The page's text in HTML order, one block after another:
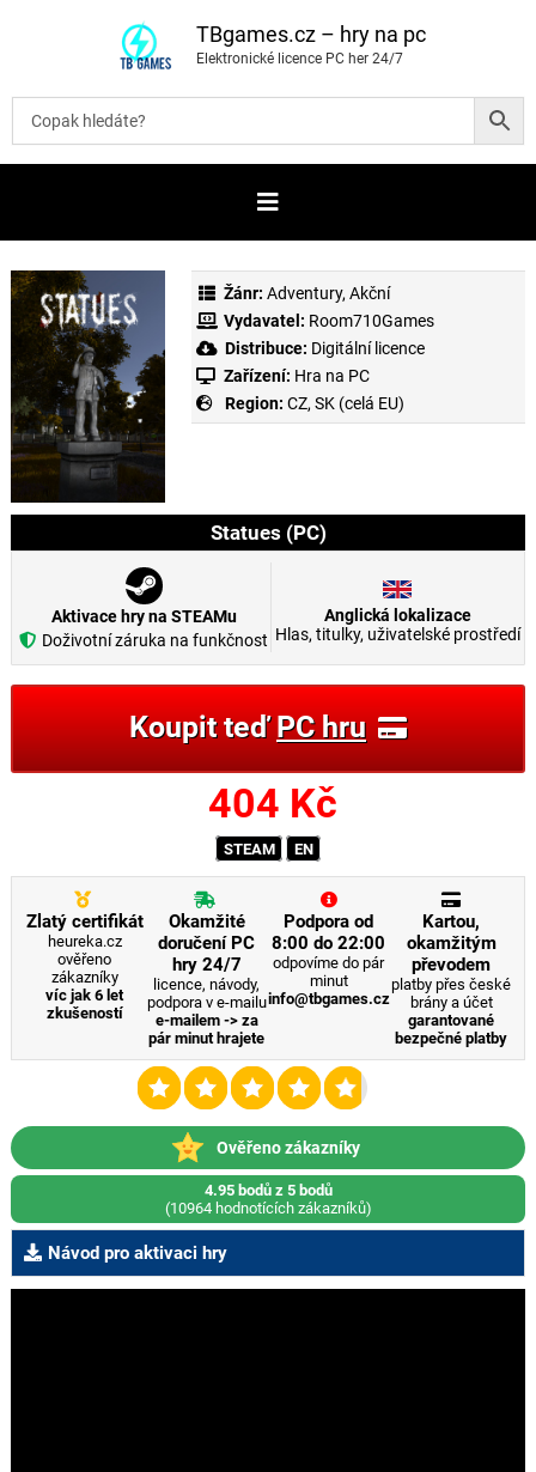
t
b
TBgames.cz – hry na pc
Elektronické licence PC her 24/7
Žánr: Adventury, Akční
Vydavatel: Room710Games
Distribuce: Digitální licence
Zařízení: Hra na PC
Region: CZ, SK (celá EU)
Statues (PC)
Aktivace hry na STEAMu
Doživotní záruka na funkčnost
Anglická lokalizace
Hlas, titulky, uživatelské prostředí
Koupit teďPC hru
404 Kč
STEAM EN
Zlatý certifikát
heureka.cz
ověřeno
zákazníky
víc jak 6 let
zkušeností
Okamžité
doručení PC
hry 24/7
licence, návody,
podpora v e-mailu
e-mailem -> za
pár minut hrajete
Podpora od
8:00 do 22:00
odpovíme do pár
minut
info@tbgames.cz
Kartou,
okamžitým
převodem
platby přes české
brány a účet
garantované
bezpečné platby
Ověřeno zákazníky
4.95 bodů z 5 bodů
(10964 hodnotících zákazníků)
Návod pro aktivaci hry